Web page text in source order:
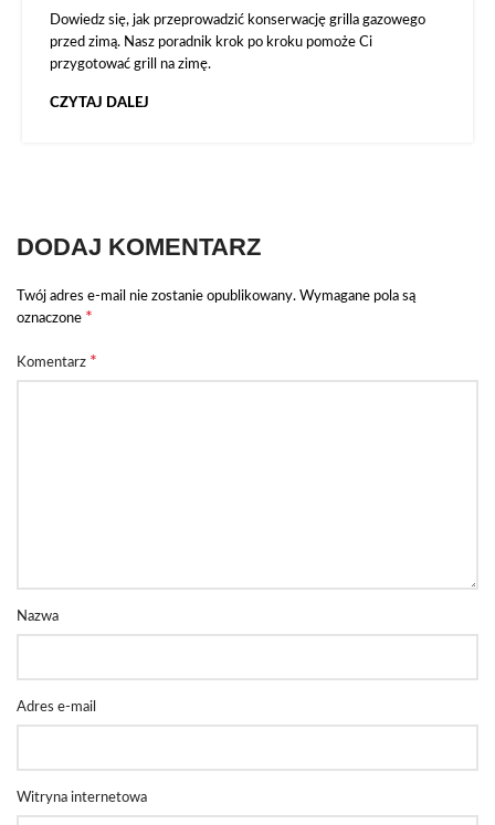
Dowiedz się, jak przeprowadzić konserwację grilla gazowego
przed zimą. Nasz poradnik krok po kroku pomoże Ci
przygotować grill na zimę.
CZYTAJ DALEJ
DODAJ KOMENTARZ
Twój adres e-mail nie zostanie opublikowany. Wymagane pola są
oznaczone *
Komentarz *
Nazwa
Adres e-mail
Witryna internetowa